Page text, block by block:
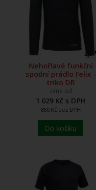
Nehořlavé funkční
spodní prádlo Felix -
triko DR
cena od
1 029 Kč s DPH
850 Kč bez DPH
Do košíku